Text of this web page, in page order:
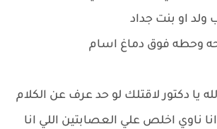
ولد او بنت جداد
وحطه فوق دماغ اسام
يا دكتور لاقتلك لو حد عرف عن الكلام
ناوي اخلص علي العصابتين اللي انا